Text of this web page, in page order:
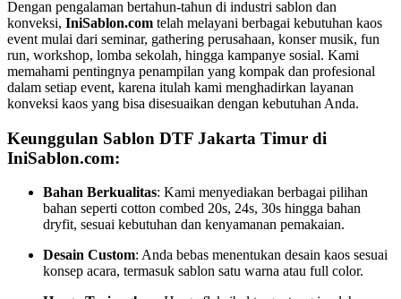
Dengan pengalaman bertahun-tahun di industri sablon dan
konveksi, IniSablon.com telah melayani berbagai kebutuhan kaos
event mulai dari seminar, gathering perusahaan, konser musik, fun
run, workshop, lomba sekolah, hingga kampanye sosial. Kami
memahami pentingnya penampilan yang kompak dan profesional
dalam setiap event, karena itulah kami menghadirkan layanan
konveksi kaos yang bisa disesuaikan dengan kebutuhan Anda.
Keunggulan Sablon DTF Jakarta Timur di
IniSablon.com:
Bahan Berkualitas: Kami menyediakan berbagai pilihan
bahan seperti cotton combed 20s, 24s, 30s hingga bahan
dryfit, sesuai kebutuhan dan kenyamanan pemakaian.
Desain Custom: Anda bebas menentukan desain kaos sesuai
konsep acara, termasuk sablon satu warna atau full color.